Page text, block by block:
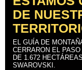
DE
EL GUÍA DE
CERRARON EL
DE 1.672
SWAROVSKI.